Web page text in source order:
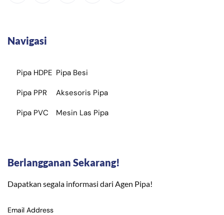
Navigasi
Pipa HDPE
Pipa PPR
Pipa PVC
Pipa Besi
Aksesoris Pipa
Mesin Las Pipa
Berlangganan Sekarang!
Dapatkan segala informasi dari Agen Pipa!
Email Address